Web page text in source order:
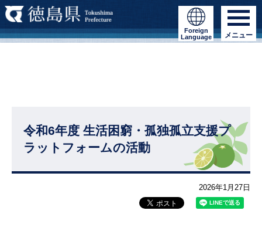
Foreign
Language
メニュー
令和6年度 生活困窮・孤独孤立支援プ
ラットフォームの活動
2026年1月27日